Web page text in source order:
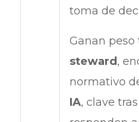
toma de
Ganan
steward ,
normativo
IA, clave